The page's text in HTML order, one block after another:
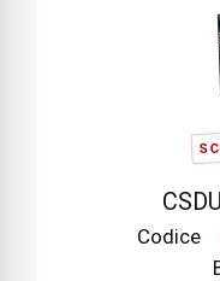
Codice